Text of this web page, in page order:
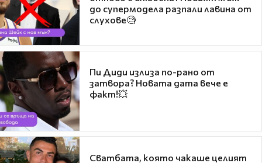
до супермодела разпали лавина от
слухове🧐
Пи Диди излиза по-рано от
затвора? Новата дата вече е
факт!💥
Сватбата, която чакаше целият